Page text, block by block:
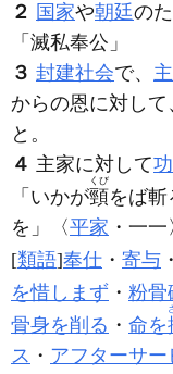
２ 国家や朝廷の
「滅私奉公 」
３ 封建社会で、
からの恩に対して
と。
４ 主家に対して
「いかが頸
くび
をば
を」〈平家 ・一一
[類語]奉仕 ・ 寄与 ・
を惜しまず ・ 粉骨
骨身を削る ・ 命を
ス ・ アフターサー